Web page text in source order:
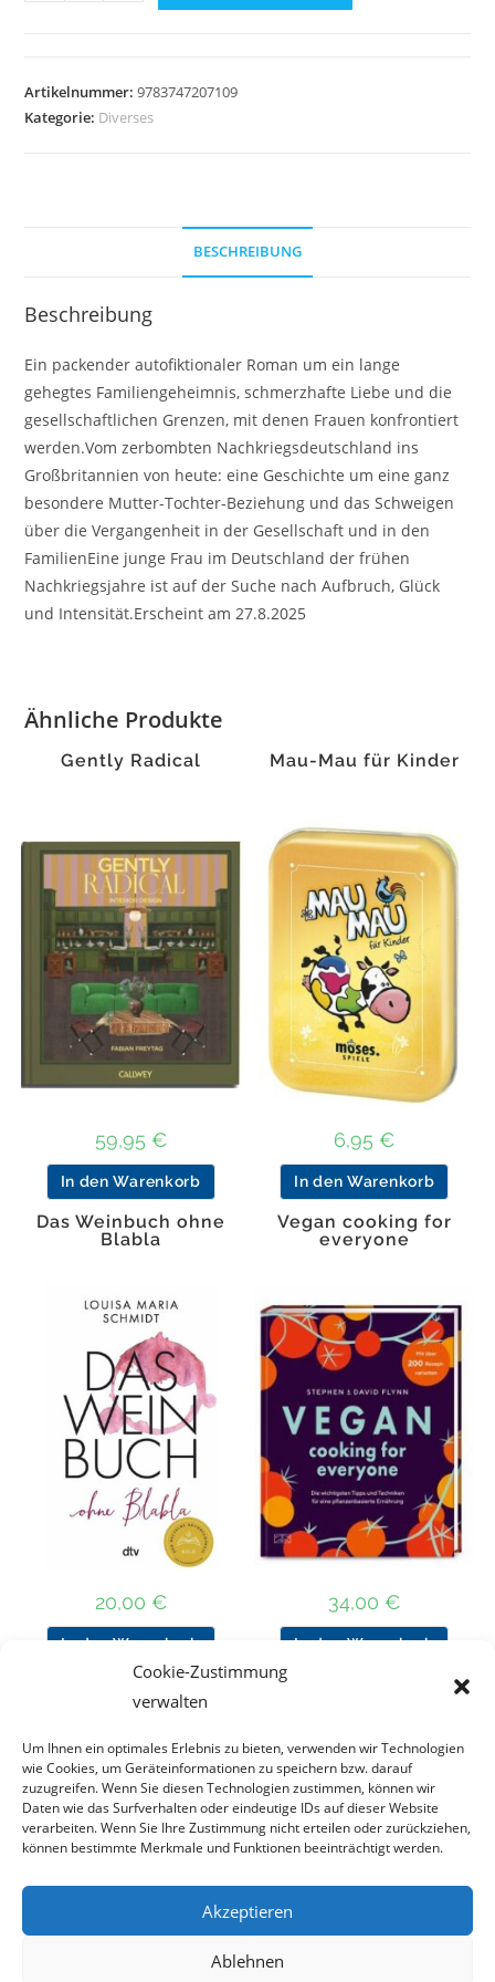
Cookie-Zustimmung
verwalten
Um Ihnen ein optimales Erlebnis zu bieten, verwenden wir Technologien
wie Cookies, um Geräteinformationen zu speichern bzw. darauf
zuzugreifen. Wenn Sie diesen Technologien zustimmen, können wir
Daten wie das Surfverhalten oder eindeutige IDs auf dieser Website
verarbeiten. Wenn Sie Ihre Zustimmung nicht erteilen oder zurückziehen,
können bestimmte Merkmale und Funktionen beeinträchtigt werden.
Akzeptieren
Ablehnen
Artikelnummer:9783747207109
Kategorie: Diverses
BESCHREIBUNG
Beschreibung
Ein packender autofiktionaler Roman um ein lange
gehegtes Familiengeheimnis, schmerzhafte Liebe und die
gesellschaftlichen Grenzen, mit denen Frauen konfrontiert
werden.Vom zerbombten Nachkriegsdeutschland ins
Großbritannien von heute: eine Geschichte um eine ganz
besondere Mutter-Tochter-Beziehung und das Schweigen
über die Vergangenheit in der Gesellschaft und in den
FamilienEine junge Frau im Deutschland der frühen
Nachkriegsjahre ist auf der Suche nach Aufbruch, Glück
und Intensität.Erscheint am 27.8.2025
Ähnliche Produkte
Gently Radical
59,95 €
In den Warenkorb
Mau-Mau für Kinder
6,95 €
In den Warenkorb
Das Weinbuch ohne
Blabla
20,00 €
In den Warenkorb
Vegan cooking for
everyone
34,00 €
In den Warenkorb
Nach Preis filtern
Kategorie
auswählen
Datenschutz
Haftungsausschluss